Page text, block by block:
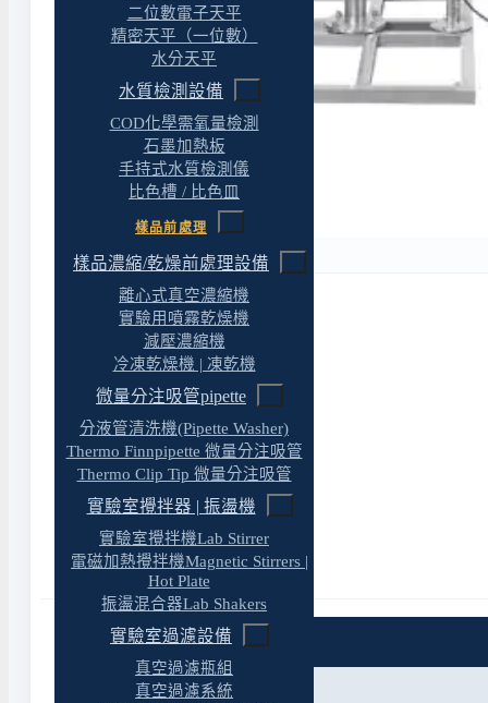
二位數電子天平
精密天平（一位數）
水分天平
水質檢測設備
COD化學需氧量檢測
石墨加熱板
手持式水質檢測儀
比色槽 / 比色皿
樣品前處理
樣品濃縮/乾燥前處理設備
離心式真空濃縮機
實驗用噴霧乾燥機
減壓濃縮機
冷凍乾燥機 | 凍乾機
微量分注吸管pipette
分液管清洗機(Pipette Washer)
Thermo Finnpipette 微量分注吸管
Thermo Clip Tip 微量分注吸管
實驗室攪拌器 | 振盪機
實驗室攪拌機Lab Stirrer
電磁加熱攪拌機Magnetic Stirrers |
Hot Plate
振盪混合器Lab Shakers
實驗室過濾設備
真空過濾瓶組
真空過濾系統
特色
規格